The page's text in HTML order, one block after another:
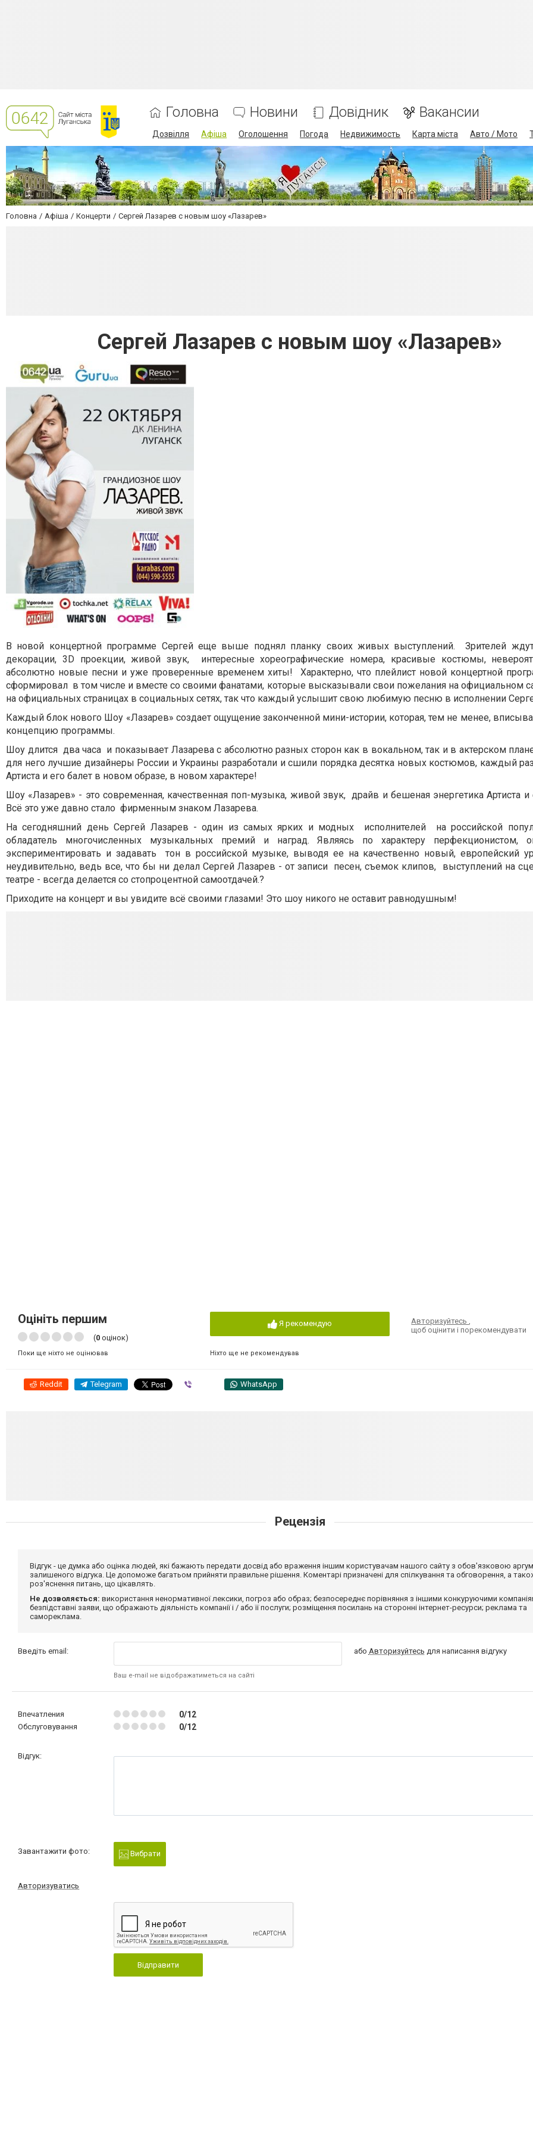
Головна Новини Довідник Вакансии
Дозвілля Афіша Оголошення Погода Недвижимость Карта міста Авто / Мото
Головна Афіша Концерти Сергей Лазарев с новым шоу «Лазарев»
Сергей Лазарев с новым шоу «Лазарев»
В новой концертной программе Сергей еще выше поднял планку своих живых выступлений. Зрителей
декорации, 3D проекции, живой звук, интересные хореографические номера, красивые костюмы,
абсолютно новые песни и уже проверенные временем хиты! Характерно, что плейлист новой концертной
сформировал в том числе и вместе со своими фанатами, которые высказывали свои пожелания на официальном
на официальных страницах в социальных сетях, так что каждый услышит свою любимую песню в исполнении
Каждый блок нового Шоу «Лазарев» создает ощущение законченной мини-истории, которая, тем не менее,
концепцию программы.
Шоу длится два часа и показывает Лазарева с абсолютно разных сторон как в вокальном, так и в актерском
для него лучшие дизайнеры России и Украины разработали и сшили порядка десятка новых костюмов, каждый
Артиста и его балет в новом образе, в новом характере!
Шоу «Лазарев» - это современная, качественная поп-музыка, живой звук, драйв и бешеная энергетика Артиста
Всё это уже давно стало фирменным знаком Лазарева.
На сегодняшний день Сергей Лазарев - один из самых ярких и модных исполнителей на российской
обладатель многочисленных музыкальных премий и наград. Являясь по характеру перфекционистом,
экспериментировать и задавать тон в российской музыке, выводя ее на качественно новый, европейский
неудивительно, ведь все, что бы ни делал Сергей Лазарев - от записи песен, съемок клипов, выступлений на
театре - всегда делается со стопроцентной самоотдачей.?
Приходите на концерт и вы увидите всё своими глазами! Это шоу никого не оставит равнодушным!
Оцініть першим
(0 оцінок)
Поки ще ніхто не оцінював
Я рекомендую
Ніхто ще не рекомендував
Авторизуйтесь,
щоб оцінити і порекомендувати
Reddit Telegram WhatsApp
Рецензія
Відгук - це думка або оцінка людей, які бажають передати досвід або враження іншим користувачам нашого сайту з обов'язковою
залишеного відгука. Це допоможе багатьом прийняти правильне рішення. Коментарі призначені для спілкування та обговорення, а
роз'яснення питань, що цікавлять.
Не дозволяється: використання ненормативної лексики, погроз або образ; безпосереднє порівняння з іншими конкуруючими
безпідставні заяви, що ображають діяльність компанії і / або її послуги; розміщення посилань на сторонні інтернет-ресурси; реклама та
самореклама.
Введіть email:
Ваш e-mail не відображатиметься на сайті
або Авторизуйтесь для написання відгуку
Впечатления 0/12
Обслуговування 0/12
Відгук:
Завантажити фото: Вибрати
Авторизуватись
Відправити